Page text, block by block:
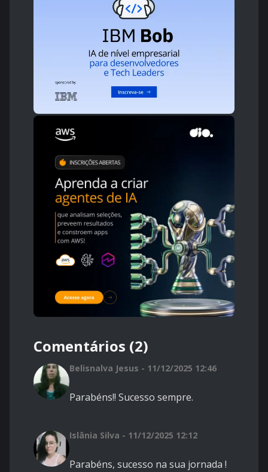
Comentários (2)
Belisnalva Jesus - 11/12/2025 12:46
Parabéns!! Sucesso sempre.
Islânia Silva - 11/12/2025 12:12
Parabéns, sucesso na sua jornada !